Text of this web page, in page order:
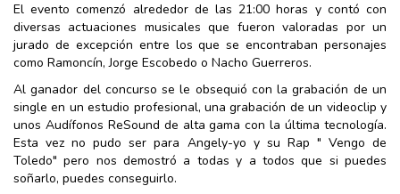
El evento comenzó alrededor de las 21:00 horas y contó con
diversas actuaciones musicales que fueron valoradas por un
jurado de excepción entre los que se encontraban personajes
como Ramoncín, Jorge Escobedo o Nacho Guerreros.
Al ganador del concurso se le obsequió con la grabación de un
single en un estudio profesional, una grabación de un videoclip y
unos Audífonos ReSound de alta gama con la última tecnología.
Esta vez no pudo ser para Angely-yo y su Rap " Vengo de
Toledo" pero nos demostró a todas y a todos que si puedes
soñarlo, puedes conseguirlo.